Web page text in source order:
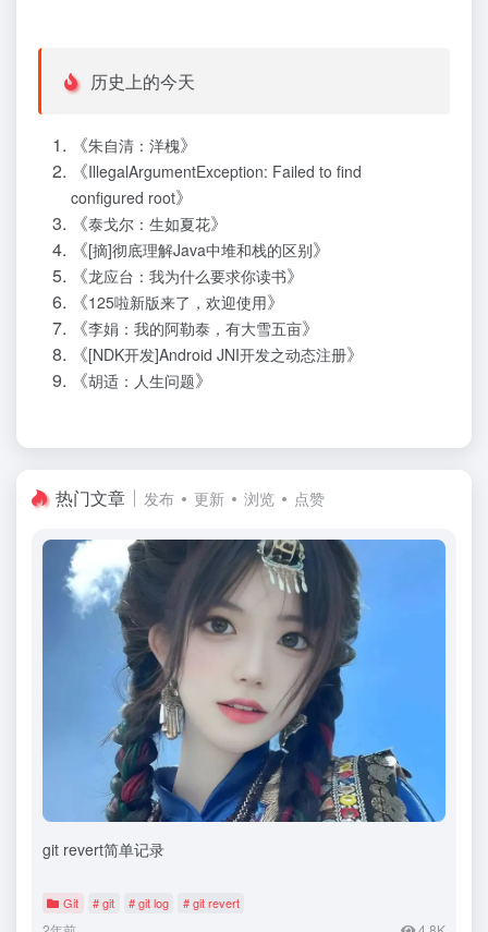
历史上的今天
《朱自清：洋槐》
《IllegalArgumentException: Failed to find
configured root》
《泰戈尔：生如夏花》
《[摘]彻底理解Java中堆和栈的区别》
《龙应台：我为什么要求你读书》
《125啦新版来了，欢迎使用》
《李娟：我的阿勒泰，有大雪五亩》
《[NDK开发]Android JNI开发之动态注册》
《胡适：人生问题》
热门文章 发布 更新 浏览 点赞
git revert简单记录
Git # git # git log # git revert